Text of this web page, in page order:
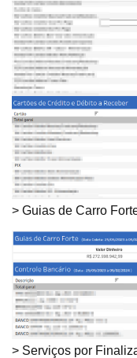
> Guias de Carro
> Serviços por